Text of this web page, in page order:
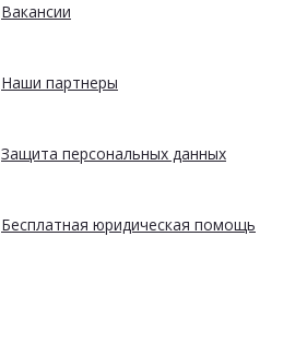
Вакансии
Наши партнеры
Защита персональных данных
Бесплатная юридическая помощь